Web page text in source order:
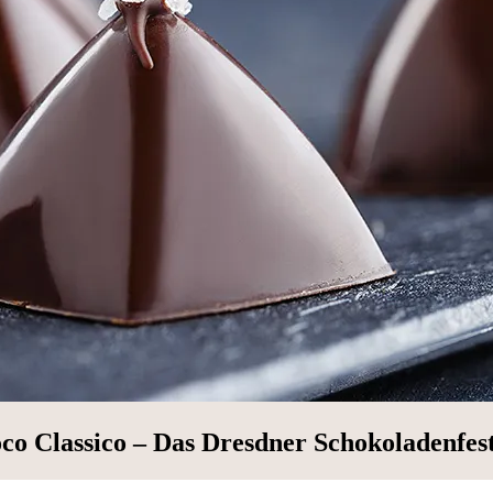
Classico – Das Dresdner